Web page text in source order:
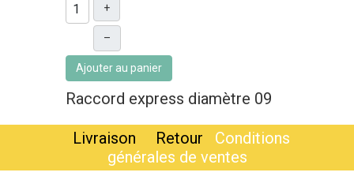
+
–
Ajouter au panier
Raccord express diamètre 09
Livraison Retour
Conditions
générales de ventes